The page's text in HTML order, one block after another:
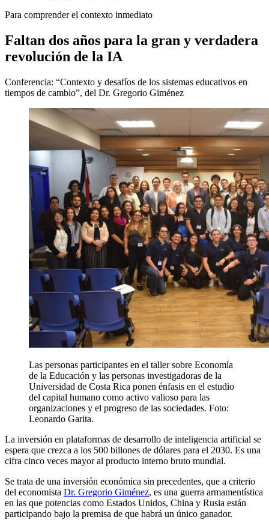
Para comprender el contexto inmediato
Faltan dos años para la gran y verdadera
revolución de la IA
Conferencia: “Contexto y desafíos de los sistemas educativos en
tiempos de cambio”, del Dr. Gregorio Giménez
Las personas participantes en el taller sobre Economía
de la Educación y las personas investigadoras de la
Universidad de Costa Rica ponen énfasis en el estudio
del capital humano como activo valioso para las
organizaciones y el progreso de las sociedades. Foto:
Leonardo Garita.
La inversión en plataformas de desarrollo de inteligencia artificial se
espera que crezca a los 500 billones de dólares para el 2030. Es una
cifra cinco veces mayor al producto interno bruto mundial.
Se trata de una inversión económica sin precedentes, que a criterio
del economista Dr. Gregorio Giménez, es una guerra armamentística
en las que potencias como Estados Unidos, China y Rusia están
participando bajo la premisa de que habrá un único ganador.